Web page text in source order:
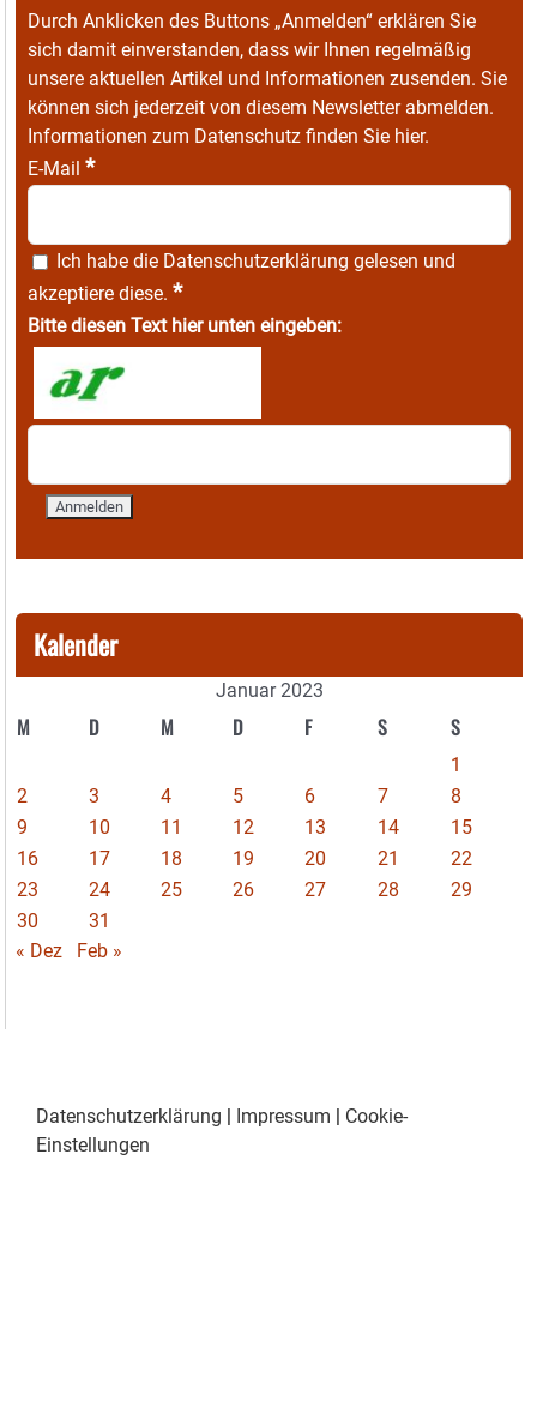
Durch Anklicken des Buttons „Anmelden“ erklären Sie
sich damit einverstanden, dass wir Ihnen regelmäßig
unsere aktuellen Artikel und Informationen zusenden. Sie
können sich jederzeit von diesem Newsletter abmelden.
Informationen zum Datenschutz finden Sie hier.
E-Mail *
Ich habe die Datenschutzerklärung gelesen und
akzeptiere diese. *
Bitte diesen Text hier unten eingeben:
Kalender
Januar 2023
M D M D F S S
1
2
3 4 5 6 7
8
9
10 11 12 13 14
15
16
17 18 19 20 21
22
23
24 25 26 27 28
29
30
31
« Dez
Feb »
Datenschutzerklärung | Impressum | Cookie-
Einstellungen